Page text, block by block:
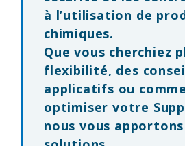
à l’utilisation de
chimiques.
Que vous cherchiez
flexibilité, des
applicatifs ou
optimiser votre
nous vous